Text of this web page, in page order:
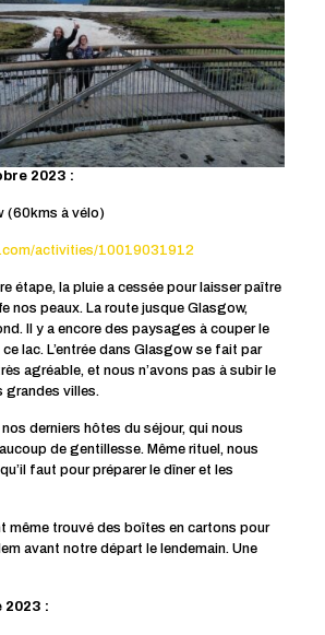
2023 :
(60kms à vélo)
activities/10019031912
étape, la pluie a cessée pour laisser paître
nos peaux. La route jusque Glasgow,
Il y a encore des paysages à couper le
lac. L’entrée dans Glasgow se fait par
agréable, et nous n’avons pas à subir le
grandes villes.
derniers hôtes du séjour, qui nous
de gentillesse. Même rituel, nous
faut pour préparer le dîner et les
même trouvé des boîtes en cartons pour
avant notre départ le lendemain. Une
2023 :